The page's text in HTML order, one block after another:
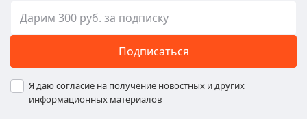
Подписаться
Я даю согласие на получение новостных и других
информационных материалов